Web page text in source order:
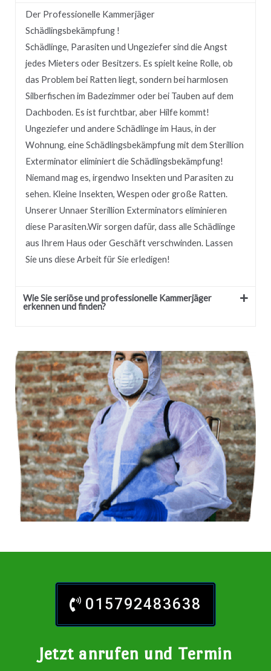
Der Professionelle Kammerjäger
Schädlingsbekämpfung !
Schädlinge, Parasiten und Ungeziefer sind die Angst
jedes Mieters oder Besitzers. Es spielt keine Rolle, ob
das Problem bei Ratten liegt, sondern bei harmlosen
Silberfischen im Badezimmer oder bei Tauben auf dem
Dachboden. Es ist furchtbar, aber Hilfe kommt!
Ungeziefer und andere Schädlinge im Haus, in der
Wohnung, eine Schädlingsbekämpfung mit dem Sterillion
Exterminator eliminiert die Schädlingsbekämpfung!
Niemand mag es, irgendwo Insekten und Parasiten zu
sehen. Kleine Insekten, Wespen oder große Ratten.
UnsererUnnaerSterillion Exterminators eliminieren
diese Parasiten.Wir sorgen dafür, dass alle Schädlinge
aus Ihrem Haus oder Geschäft verschwinden. Lassen
Sie uns diese Arbeit für Sie erledigen!
Wie Sie seriöse und professionelle Kammerjäger
erkennen und finden?
015792483638
Jetzt anrufen und Termin